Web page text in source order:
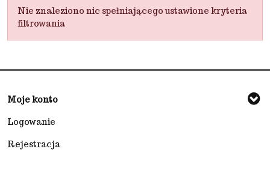
Nie znaleziono nic spełniającego ustawione kryteria
filtrowania
Moje konto
Logowanie
Rejestracja